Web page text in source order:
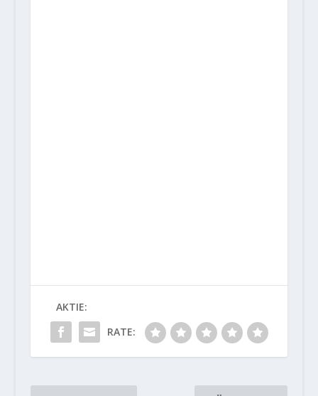
AKTIE:
RATE: